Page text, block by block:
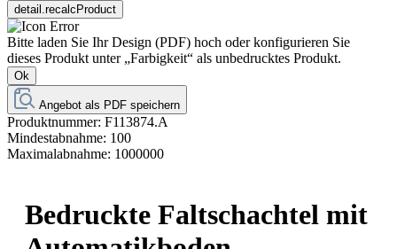
detail.recalcProduct
Bitte laden Sie Ihr Design (PDF) hoch oder konfigurieren Sie
dieses Produkt unter „Farbigkeit“ als unbedrucktes Produkt.
Ok
Angebot als PDF speichern
Produktnummer: F113874.A
Mindestabnahme: 100
Maximalabnahme: 1000000
Bedruckte Faltschachtel mit